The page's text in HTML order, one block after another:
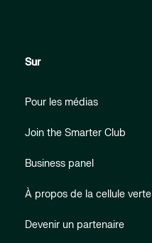
Sur
Pour les médias
Join the Smarter Club
Business panel
À propos de la cellule verte
Devenir un partenaire